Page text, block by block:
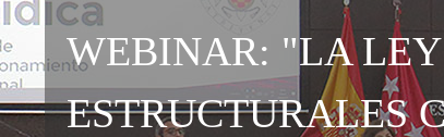
WEBINAR: "LA
ESTRUCTURALES